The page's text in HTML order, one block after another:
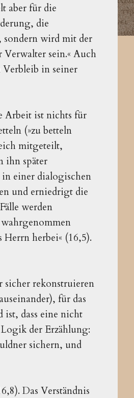
aber für die
die
sondern wird mit der
Verwalter sein.« Auch
in seiner
Arbeit ist nichts für
(»zu betteln
mitgeteilt,
ihn später
einer dialogischen
und erniedrigt die
werden
wahrgenommen
herbei« (16,5).
sicher rekonstruieren
für das
ist, dass eine nicht
der Erzählung:
sichern, und
Das Verständnis